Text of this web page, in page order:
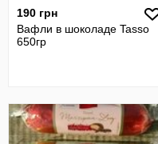
190 грн
Вафли в шоколаде Tasso
650гр